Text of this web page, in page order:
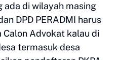
ada di wilayah masing
DPD PERADMI harus
Advokat kalau di
termasuk desa